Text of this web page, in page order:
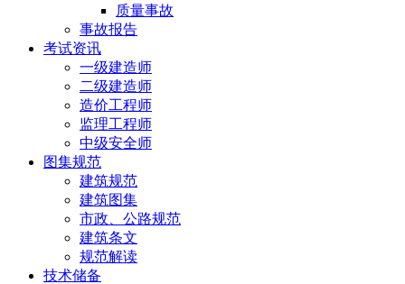
质量事故
事故报告
考试资讯
一级建造师
二级建造师
造价工程师
监理工程师
中级安全师
图集规范
建筑规范
建筑图集
市政、公路规范
建筑条文
规范解读
技术储备